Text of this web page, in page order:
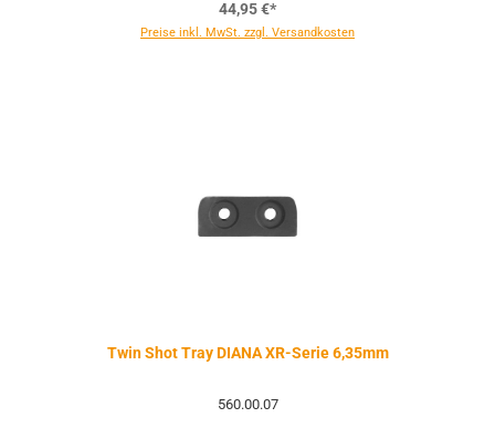
44,95 €*
Preise inkl. MwSt. zzgl. Versandkosten
Twin Shot Tray DIANA XR-Serie 6,35mm
560.00.07